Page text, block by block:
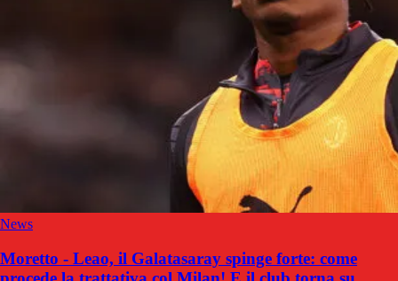
News
Moretto - Leao, il Galatasaray spinge forte: come